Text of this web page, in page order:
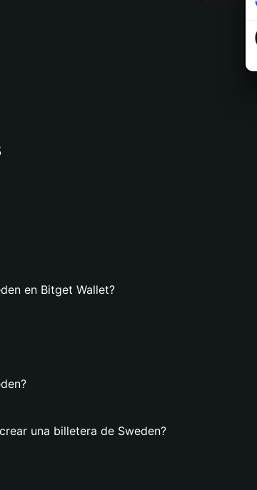
en Bitget Wallet?
una billetera de Sweden?